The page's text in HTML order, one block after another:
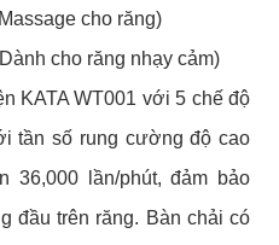
cho răng)
cho răng nhạy cảm)
KATA WT001 với 5 chế độ
tần số rung cường độ cao
36,000 lần/phút, đảm bảo
đầu trên răng. Bàn chải có